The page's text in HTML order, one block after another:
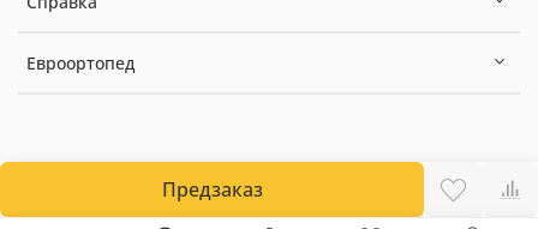
Предзаказ
Евроортопед